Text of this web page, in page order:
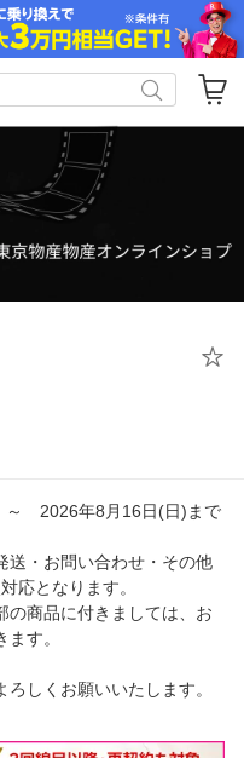
～ 2026年8月16日(日)まで
送・お問い合わせ・その他
応となります。
商品に付きましては、お
す。
しくお願いいたします。